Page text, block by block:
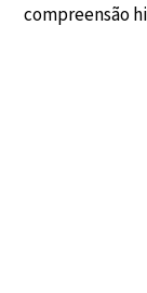
compreensão